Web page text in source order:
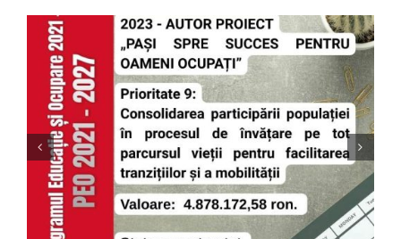
ȚINE PASUL CU PIAȚA
MUNCII